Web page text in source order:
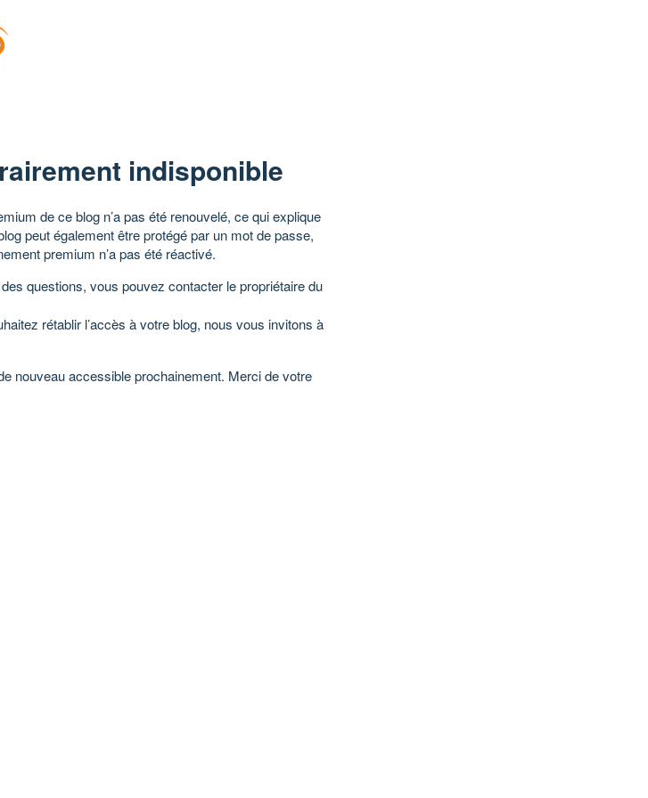
indisponible
de ce blog n’a pas été renouvelé, ce qui explique
peut également être protégé par un mot de passe,
premium n’a pas été réactivé.
questions, vous pouvez contacter le propriétaire du
rétablir l’accès à votre blog, nous vous invitons à
nouveau accessible prochainement. Merci de votre